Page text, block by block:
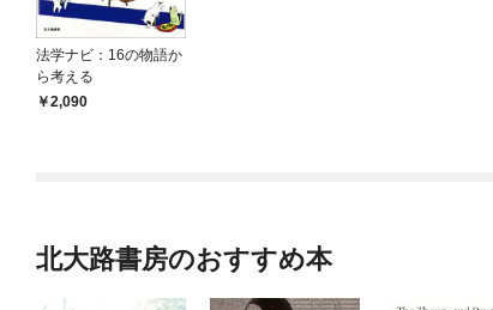
法学ナビ：16の物語か
ら考える
2,090
北大路書房のおすすめ本